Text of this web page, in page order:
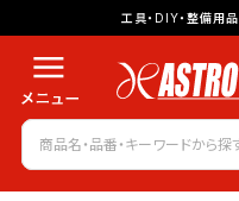
工具・DIY・整備用